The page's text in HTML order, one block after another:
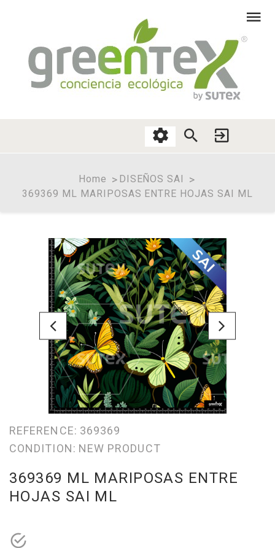
Home
DISEÑOS SAI
369369 ML MARIPOSAS ENTRE HOJAS SAI ML
REFERENCE: 369369
CONDITION: NEW PRODUCT
369369 ML MARIPOSAS ENTRE
HOJAS SAI ML